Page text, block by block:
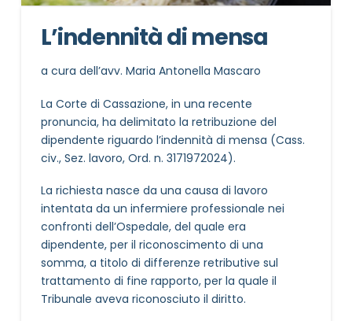
L’indennità di mensa
a cura dell’avv. Maria Antonella Mascaro
La Corte di Cassazione, in una recente
pronuncia, ha delimitato la retribuzione del
dipendente riguardo l’indennità di mensa (Cass.
civ., Sez. lavoro, Ord. n. 3171972024).
La richiesta nasce da una causa di lavoro
intentata da un infermiere professionale nei
confronti dell’Ospedale, del quale era
dipendente, per il riconoscimento di una
somma, a titolo di differenze retributive sul
trattamento di fine rapporto, per la quale il
Tribunale aveva riconosciuto il diritto.